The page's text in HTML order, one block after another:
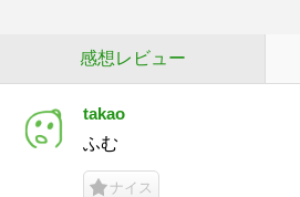
感想レビュー
takao
ふむ
ナイス